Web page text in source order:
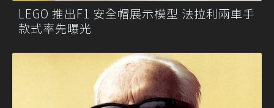
LEGO 推出F1 安全帽展示模型 法拉利兩車手
款式率先曝光